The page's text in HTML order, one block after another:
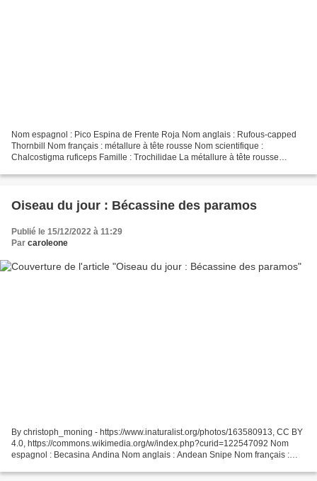
Nom espagnol : Pico Espina de Frente Roja Nom anglais : Rufous-capped
Thornbill Nom français : métallure à tête rousse Nom scientifique :
Chalcostigma ruficeps Famille : Trochilidae La métallure à tête rousse
Oiseau du jour : Bécassine des paramos
Publié le 15/12/2022 à 11:29
Par caroleone
By christoph_moning - https://www.inaturalist.org/photos/163580913, CC BY
4.0, https://commons.wikimedia.org/w/index.php?curid=122547092 Nom
espagnol : Becasina Andina Nom anglais : Andean Snipe Nom français :